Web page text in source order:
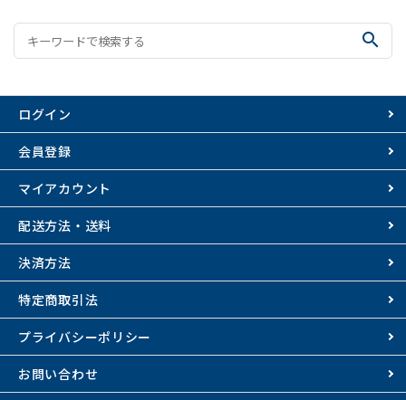
search
ログイン
会員登録
マイアカウント
配送方法・送料
決済方法
特定商取引法
プライバシーポリシー
お問い合わせ